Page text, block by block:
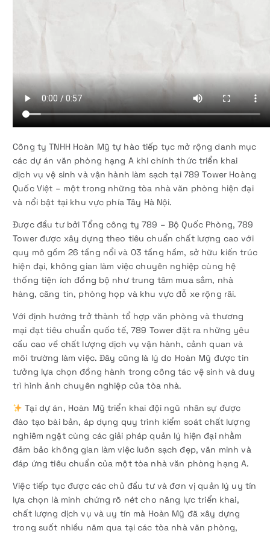
Công ty TNHH Hoàn Mỹ tự hào tiếp tục mở rộng danh mục
các dự án văn phòng hạng A khi chính thức triển khai
dịch vụ vệ sinh và vận hành làm sạch tại 789 Tower Hoàng
Quốc Việt – một trong những tòa nhà văn phòng hiện đại
và nổi bật tại khu vực phía Tây Hà Nội.
Được đầu tư bởi Tổng công ty 789 – Bộ Quốc Phòng, 789
Tower được xây dựng theo tiêu chuẩn chất lượng cao với
quy mô gồm 26 tầng nổi và 03 tầng hầm, sở hữu kiến trúc
hiện đại, không gian làm việc chuyên nghiệp cùng hệ
thống tiện ích đồng bộ như trung tâm mua sắm, nhà
hàng, căng tin, phòng họp và khu vực đỗ xe rộng rãi.
Với định hướng trở thành tổ hợp văn phòng và thương
mại đạt tiêu chuẩn quốc tế, 789 Tower đặt ra những yêu
cầu cao về chất lượng dịch vụ vận hành, cảnh quan và
môi trường làm việc. Đây cũng là lý do Hoàn Mỹ được tin
tưởng lựa chọn đồng hành trong công tác vệ sinh và duy
trì hình ảnh chuyên nghiệp của tòa nhà.
Tại dự án, Hoàn Mỹ triển khai đội ngũ nhân sự được
đào tạo bài bản, áp dụng quy trình kiểm soát chất lượng
nghiêm ngặt cùng các giải pháp quản lý hiện đại nhằm
đảm bảo không gian làm việc luôn sạch đẹp, văn minh và
đáp ứng tiêu chuẩn của một tòa nhà văn phòng hạng A.
Việc tiếp tục được các chủ đầu tư và đơn vị quản lý uy tín
lựa chọn là minh chứng rõ nét cho năng lực triển khai,
chất lượng dịch vụ và uy tín mà Hoàn Mỹ đã xây dựng
trong suốt nhiều năm qua tại các tòa nhà văn phòng,